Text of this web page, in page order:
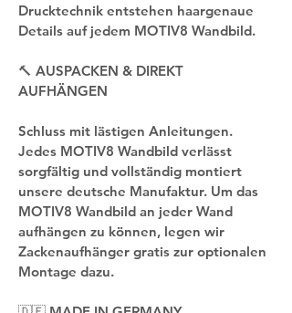
Drucktechnik entstehen haargenaue
Details auf jedem MOTIV8 Wandbild.
🔨 AUSPACKEN & DIREKT
AUFHÄNGEN
Schluss mit lästigen Anleitungen.
Jedes MOTIV8 Wandbild verlässt
sorgfältig und vollständig montiert
unsere deutsche Manufaktur. Um das
MOTIV8 Wandbild an jeder Wand
aufhängen zu können, legen wir
Zackenaufhänger gratis zur optionalen
Montage dazu.